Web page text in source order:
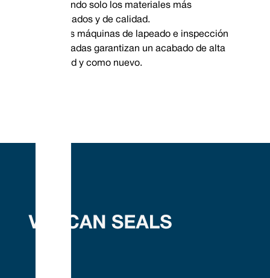
utilizando solo los materiales más
adecuados y de calidad.
Las máquinas de lapeado e inspección
avanzadas garantizan un acabado de alta
calidad y como nuevo.